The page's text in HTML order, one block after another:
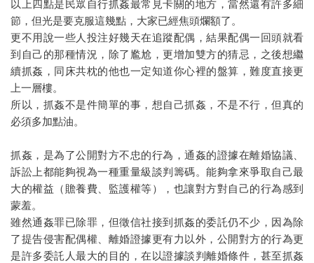
以上四點是民眾自行抓姦最常見卡關的地方，當然還有許多細
節，但光是要克服這幾點，大家已經焦頭爛額了。
更不用說一些人投注好幾天在追蹤配偶，結果配偶一回頭就看
到自己的那種情況，除了尷尬，更增加雙方的猜忌，之後想繼
續抓姦，同床共枕的他也一定知道你心裡的盤算，難度直接更
上一層樓。
所以，抓姦不是件簡單的事，想自己抓姦，不是不行，但真的
必須多加點油。
抓姦，是為了公開對方不忠的行為，通姦的證據在離婚協議、
訴訟上都能夠視為一種重量級談判籌碼。能夠拿來爭取自己最
大的權益（贍養費、監護權等），也讓對方對自己的行為感到
蒙羞。
雖然通姦罪已除罪，但徵信社接到抓姦的委託仍不少，因為除
了提告侵害配偶權、離婚證據更有力以外，公開對方的行為更
是許多委託人最大的目的，在以證據談判離婚條件，甚至抓姦